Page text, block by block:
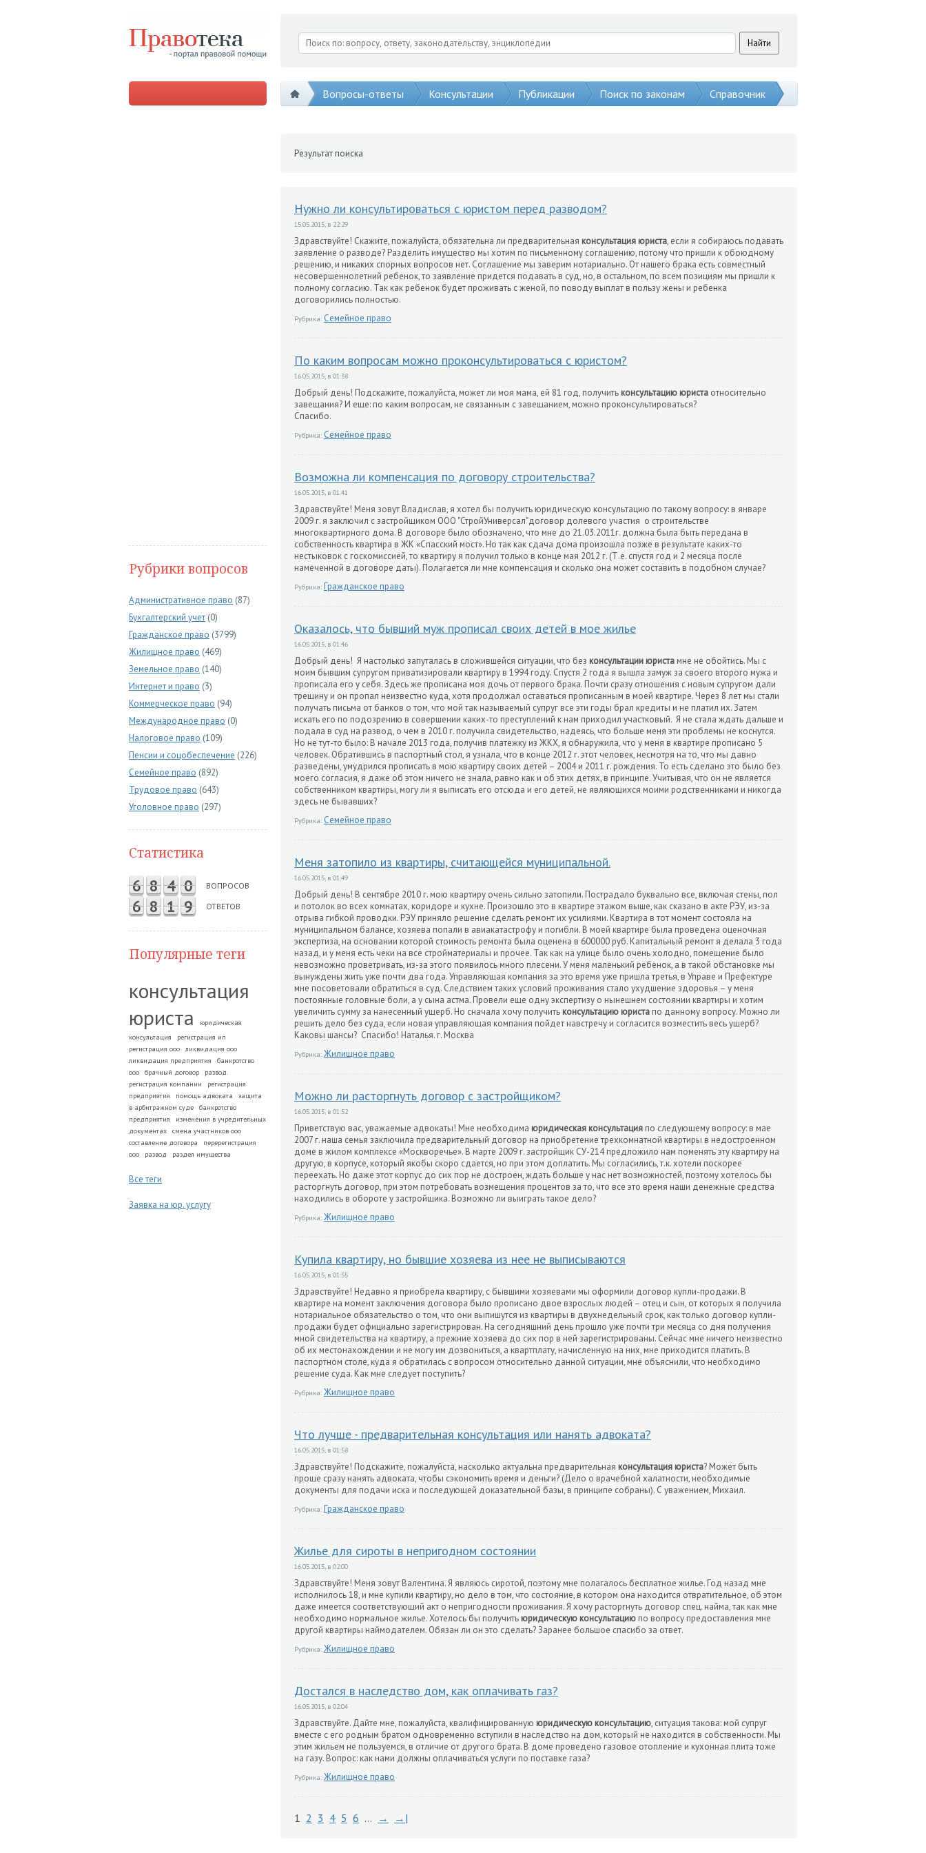
Вопросы-ответы Консультации Публикации Поиск по законам Справочник
Рубрики вопросов
Административное право (87)
Бухгалтерский учет (0)
Гражданское право (3799)
Жилищное право (469)
Земельное право (140)
Интернет и право (3)
Коммерческое право (94)
Международное право (0)
Налоговое право (109)
Пенсии и соцобеспечение (226)
Семейное право (892)
Трудовое право (643)
Уголовное право (297)
Статистика
6 8 4 0 ВОПРОСОВ
6 8 1 9 ОТВЕТОВ
Популярные теги
консультация
юриста
юридическая
консультация
регистрация ип
регистрация ооо
ликвидация ооо
ликвидация предприятия
банкротство
ооо
брачный договор
развод.
регистрация компании
регистрация
предприятия
помощь адвоката
защита
в арбитражном суде
банкротство
предприятия
изменения в учредительных
документах
смена участников ооо
составление договора
перерегистрация
ооо
развод раздел имущества
Все теги
Заявка на юр. услугу
Результат поиска
Нужно ли консультироваться с юристом перед разводом?
15.05.2015, в 22:29
Здравствуйте! Скажите, пожалуйста, обязательна ли предварительная консультация юриста, если я собираюсь подавать
заявление о разводе? Разделить имущество мы хотим по письменному соглашению, потому что пришли к обоюдному
решению, и никаких спорных вопросов нет. Соглашение мы заверим нотариально. От нашего брака есть совместный
несовершеннолетний ребенок, то заявление придется подавать в суд, но, в остальном, по всем позициям мы пришли к
полному согласию. Так как ребенок будет проживать с женой, по поводу выплат в пользу жены и ребенка
договорились полностью.
Рубрика: Семейное право
По каким вопросам можно проконсультироваться с юристом?
16.05.2015, в 01:38
Добрый день! Подскажите, пожалуйста, может ли моя мама, ей 81 год, получить консультацию юриста относительно
завещания? И еще: по каким вопросам, не связанным с завещанием, можно проконсультироваться?
Спасибо.
Рубрика: Семейное право
Возможна ли компенсация по договору строительства?
16.05.2015, в 01:41
Здравствуйте! Меня зовут Владислав, я хотел бы получить юридическую консультацию по такому вопросу: в январе
2009 г. я заключил с застройщиком ООО "СтройУниверсал"договор долевого участия о строительстве
многоквартирного дома. В договоре было обозначено, что мне до 21.03.2011г. должна была быть передана в
собственность квартира в ЖК «Спасский мост». Но так как сдача дома произошла позже в результате каких-то
нестыковок с госкомиссией, то квартиру я получил только в конце мая 2012 г. (Т.е. спустя год и 2 месяца после
намеченной в договоре даты). Полагается ли мне компенсация и сколько она может составить в подобном случае?
Рубрика: Гражданское право
Оказалось, что бывший муж прописал своих детей в мое жилье
16.05.2015, в 01:46
Добрый день! Я настолько запуталась в сложившейся ситуации, что без консультации юриста мне не обойтись. Мы с
моим бывшим супругом приватизировали квартиру в 1994 году. Спустя 2 года я вышла замуж за своего второго мужа и
прописала его у себя. Здесь же прописана моя дочь от первого брака. Почти сразу отношения с новым супругом дали
трещину и он пропал неизвестно куда, хотя продолжал оставаться прописанным в моей квартире. Через 8 лет мы стали
получать письма от банков о том, что мой так называемый супруг все эти годы брал кредиты и не платил их. Затем
искать его по подозрению в совершении каких-то преступлений к нам приходил участковый. Я не стала ждать дальше и
подала в суд на развод, о чем в 2010 г. получила свидетельство, надеясь, что больше меня эти проблемы не коснутся.
Но не тут-то было: В начале 2013 года, получив платежку из ЖКХ, я обнаружила, что у меня в квартире прописано 5
человек. Обратившись в паспортный стол, я узнала, что в конце 2012 г. этот человек, несмотря на то, что мы давно
разведены, умудрился прописать в мою квартиру своих детей – 2004 и 2011 г. рождения. То есть сделано это было без
моего согласия, я даже об этом ничего не знала, равно как и об этих детях, в принципе. Учитывая, что он не является
собственником квартиры, могу ли я выписать его отсюда и его детей, не являющихся моими родственниками и никогда
здесь не бывавших?
Рубрика: Семейное право
Меня затопило из квартиры, считающейся муниципальной.
16.05.2015, в 01:49
Добрый день! В сентябре 2010 г. мою квартиру очень сильно затопили. Пострадало буквально все, включая стены, пол
и потолок во всех комнатах, коридоре и кухне. Произошло это в квартире этажом выше, как сказано в акте РЭУ, из-за
отрыва гибкой проводки. РЭУ приняло решение сделать ремонт их усилиями. Квартира в тот момент состояла на
муниципальном балансе, хозяева попали в авиакатастрофу и погибли. В моей квартире была проведена оценочная
экспертиза, на основании которой стоимость ремонта была оценена в 600000 руб. Капитальный ремонт я делала 3 года
назад, и у меня есть чеки на все стройматериалы и прочее. Так как на улице было очень холодно, помещение было
невозможно проветривать, из-за этого появилось много плесени. У меня маленький ребенок, а в такой обстановке мы
вынуждены жить уже почти два года. Управляющая компания за это время уже пришла третья, в Управе и Префектуре
мне посоветовали обратиться в суд. Следствием таких условий проживания стало ухудшение здоровья – у меня
постоянные головные боли, а у сына астма. Провели еще одну экспертизу о нынешнем состоянии квартиры и хотим
увеличить сумму за нанесенный ущерб. Но сначала хочу получить консультацию юриста по данному вопросу. Можно ли
решить дело без суда, если новая управляющая компания пойдет навстречу и согласится возместить весь ущерб?
Каковы шансы? Спасибо! Наталья. г. Москва
Рубрика: Жилищное право
Можно ли расторгнуть договор с застройщиком?
16.05.2015, в 01:52
Приветствую вас, уважаемые адвокаты! Мне необходима юридическая консультация по следующему вопросу: в мае
2007 г. наша семья заключила предварительный договор на приобретение трехкомнатной квартиры в недостроенном
доме в жилом комплексе «Москворечье». В марте 2009 г. застройщик СУ-214 предложило нам поменять эту квартиру на
другую, в корпусе, который якобы скоро сдается, но при этом доплатить. Мы согласились, т.к. хотели поскорее
переехать. Но даже этот корпус до сих пор не достроен, ждать больше у нас нет возможностей, поэтому хотелось бы
расторгнуть договор, при этом потребовать возмещения процентов за то, что все это время наши денежные средства
находились в обороте у застройщика. Возможно ли выиграть такое дело?
Рубрика: Жилищное право
Купила квартиру, но бывшие хозяева из нее не выписываются
16.05.2015, в 01:55
Здравствуйте! Недавно я приобрела квартиру, с бывшими хозяевами мы оформили договор купли-продажи. В
квартире на момент заключения договора было прописано двое взрослых людей – отец и сын, от которых я получила
нотариальное обязательство о том, что они выпишутся из квартиры в двухнедельный срок, как только договор купли-
продажи будет официально зарегистрирован. На сегодняшний день прошло уже почти три месяца со дня получения
мной свидетельства на квартиру, а прежние хозяева до сих пор в ней зарегистрированы. Сейчас мне ничего неизвестно
об их местонахождении и не могу им дозвониться, а квартплату, начисленную на них, мне приходится платить. В
паспортном столе, куда я обратилась с вопросом относительно данной ситуации, мне объяснили, что необходимо
решение суда. Как мне следует поступить?
Рубрика: Жилищное право
Что лучше - предварительная консультация или нанять адвоката?
16.05.2015, в 01:58
Здравствуйте! Подскажите, пожалуйста, насколько актуальна предварительная консультация юриста? Может быть
проще сразу нанять адвоката, чтобы сэкономить время и деньги? (Дело о врачебной халатности, необходимые
документы для подачи иска и последующей доказательной базы, в принципе собраны). С уважением, Михаил.
Рубрика: Гражданское право
Жилье для сироты в непригодном состоянии
16.05.2015, в 02:00
Здравствуйте! Меня зовут Валентина. Я являюсь сиротой, поэтому мне полагалось бесплатное жилье. Год назад мне
исполнилось 18, и мне купили квартиру, но дело в том, что состояние, в котором она находится отвратительное, об этом
даже имеется соответствующий акт о непригодности проживания. Я хочу расторгнуть договор спец. найма, так как мне
необходимо нормальное жилье. Хотелось бы получить юридическую консультацию по вопросу предоставления мне
другой квартиры наймодателем. Обязан ли он это сделать? Заранее большое спасибо за ответ.
Рубрика: Жилищное право
Достался в наследство дом, как оплачивать газ?
16.05.2015, в 02:04
Здравствуйте. Дайте мне, пожалуйста, квалифицированную юридическую консультацию, ситуация такова: мой супруг
вместе с его родным братом одновременно вступили в наследство на дом, который не находится в собственности. Мы
этим жильем не пользуемся, в отличие от другого брата. В доме проведено газовое отопление и кухонная плита тоже
на газу. Вопрос: как нами должны оплачиваться услуги по поставке газа?
Рубрика: Жилищное право
1 2 3 4 5 6 … → →|